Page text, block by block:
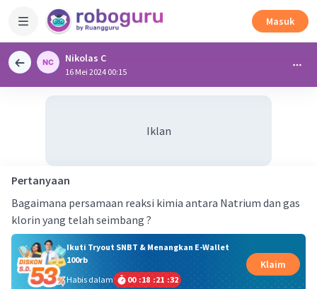
Masuk
Nikolas C
16 Mei 2024 00:15
Iklan
Pertanyaan
Bagaimana persamaan reaksi kimia antara Natrium dan gas
klorin yang telah seimbang ?
Ikuti Tryout SNBT & Menangkan E-Wallet
100rb
Habis dalam
00 :18 :21 :31
Klaim